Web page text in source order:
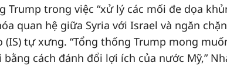
Trump trong việc “xử lý các mối đe dọa
quan hệ giữa Syria với Israel và ngăn
(IS) tự xưng. “Tổng thống Trump mong
cách đánh đổi lợi ích của nước Mỹ,”